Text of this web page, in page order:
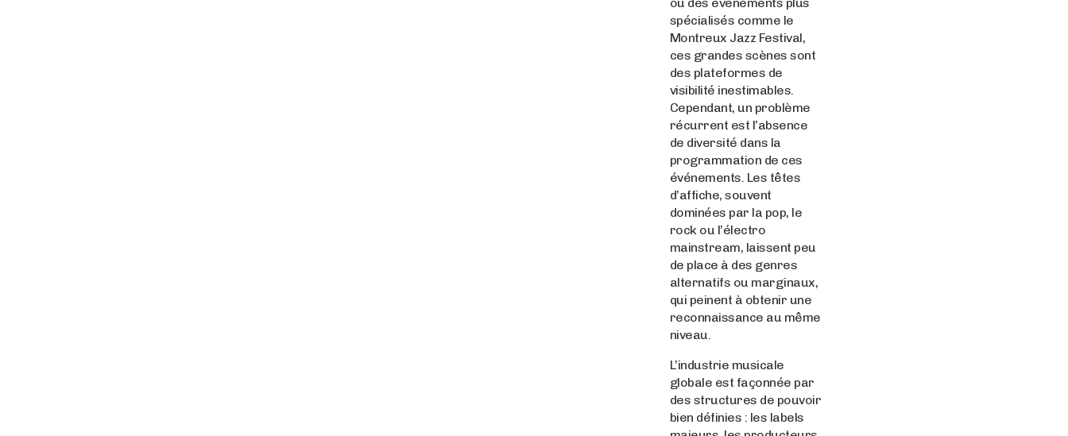
spécialisés comme le
Montreux Jazz Festival,
ces grandes scènes sont
des plateformes de
visibilité inestimables.
Cependant, un problème
récurrent est l’absence
de diversité dans la
programmation de ces
événements. Les têtes
d’affiche, souvent
dominées par la pop, le
rock ou l’électro
mainstream, laissent peu
de place à des genres
alternatifs ou marginaux,
qui peinent à obtenir une
reconnaissance au même
niveau.
L’industrie musicale
globale est façonnée par
des structures de pouvoir
bien définies : les labels